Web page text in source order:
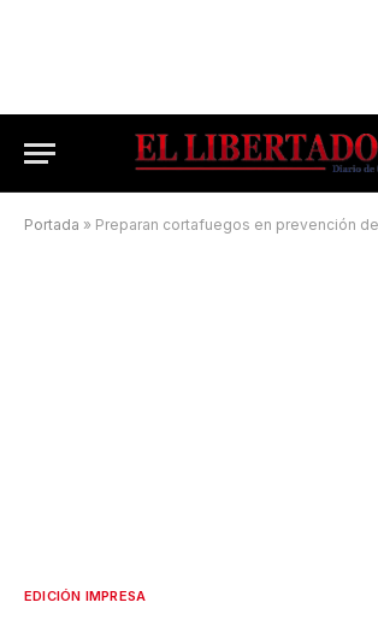
Portada » Preparan cortafuegos en prevención
EDICIÓN IMPRESA